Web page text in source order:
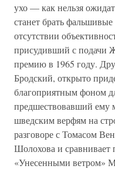
ухо — как нельзя
станет брать
отсутствии
присудивший с подачи
премию в 1965 году.
Бродский, открыто
благоприятным фоном
предшествовавший ему
шведским верфям на
разговоре с Томасом
Шолохова и
«Унесенными ветром»